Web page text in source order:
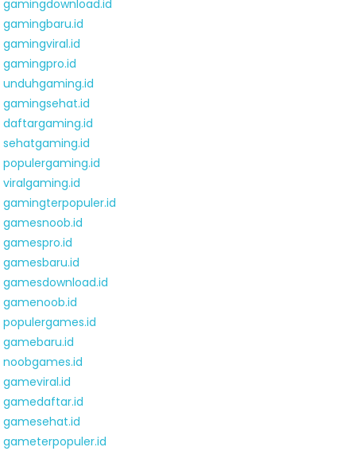
gamingdownload.id
gamingbaru.id
gamingviral.id
gamingpro.id
unduhgaming.id
gamingsehat.id
daftargaming.id
sehatgaming.id
populergaming.id
viralgaming.id
gamingterpopuler.id
gamesnoob.id
gamespro.id
gamesbaru.id
gamesdownload.id
gamenoob.id
populergames.id
gamebaru.id
noobgames.id
gameviral.id
gamedaftar.id
gamesehat.id
gameterpopuler.id